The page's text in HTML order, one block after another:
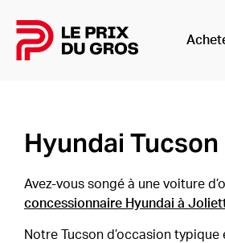
Accueil
Hyundai
Avez-vous songé à une voiture
concessionnaire Hyundai à
Notre Tucson d’occasion